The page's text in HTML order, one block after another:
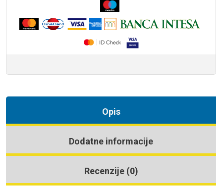
količina
Opis
Dodatne informacije
Recenzije (0)